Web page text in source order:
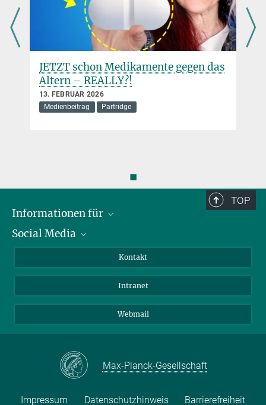
JETZT schon Medikamente gegen das
Altern – REALLY?!
13. FEBRUAR 2026
Medienbeitrag
Partridge
◼
TOP
Informationen für
Bewerbende
Social Media
YouTube
Kontakt
Intranet
Webmail
Max-Planck-Gesellschaft
Impressum Datenschutzhinweis Barrierefreiheit